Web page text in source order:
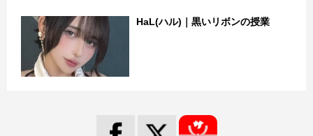
HaL(ハル)｜黒いリボンの授業